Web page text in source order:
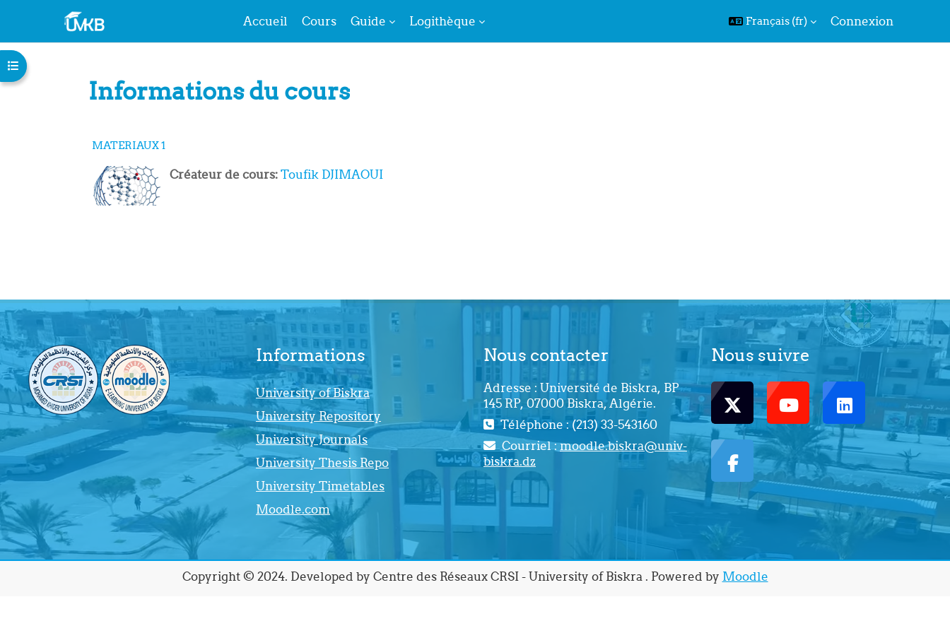
Passer au contenu principal
Accueil Cours Guide Logithèque Français ‎(fr)‎ Connexion
Ouvrir l’index du cours
Informations du cours
MATERIAUX 1
Créateur de cours:Toufik DJIMAOUI
Informations
University of Biskra
University Repository
University Journals
University Thesis Repo
University Timetables
Moodle.com
Nous contacter
Adresse : Université de Biskra, BP
145 RP, 07000 Biskra, Algérie.
Téléphone : (213) 33-543160
Courriel :moodle.biskra@univ-
biskra.dz
Nous suivre
Copyright © 2024. Developed by Centre des Réseaux CRSI - University of Biskra . Powered by Moodle